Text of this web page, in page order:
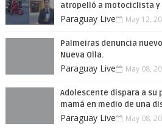
atropelló a motociclista y
Paraguay Live May 12,
Palmeiras denuncia
Nueva Olla.
Paraguay Live May 08,
Adolescente dispara a su
mamá en medio de una
Paraguay Live May 08,